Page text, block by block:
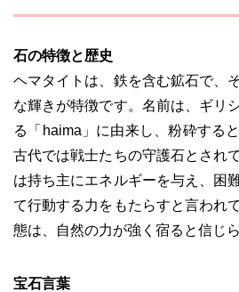
石の特徴と歴史
ヘマタイトは、鉄を含む鉱石で、
な輝きが特徴です。名前は、ギリ
る「haima」に由来し、粉砕する
古代では戦士たちの守護石とされ
は持ち主にエネルギーを与え、困
て行動する力をもたらすと言われ
態は、自然の力が強く宿ると信じ
宝石言葉